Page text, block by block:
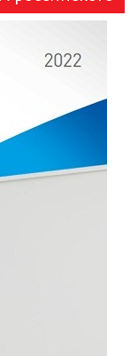
ОСВЕЩЕНИЕ